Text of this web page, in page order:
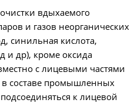
вдыхаемого
и газов неорганических
синильная кислота,
и др), кроме оксида
с лицевыми частями
промышленных
к лицевой